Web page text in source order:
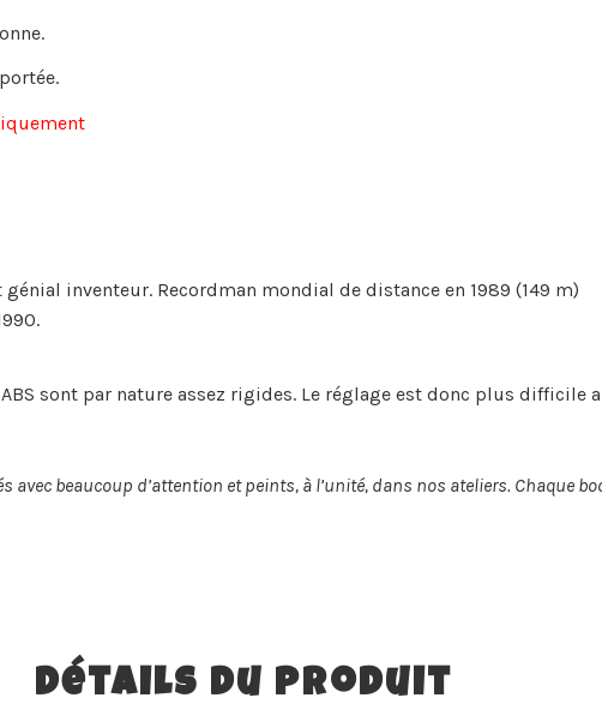
inventeur. Recordman mondial de distance en 1989 (149 m)
sont par nature assez rigides. Le réglage est donc plus
avec beaucoup d’attention et peints, à l’unité, dans nos ateliers. Chaque
Détails du produit